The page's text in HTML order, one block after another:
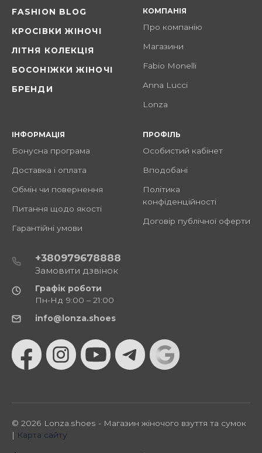
FASHION BLOG
КРОСІВКИ ЖІНОЧІ
ЛІТНЯ КОЛЕКЦІЯ
БОСОНІЖКИ ЖІНОЧІ
БРЕНДИ
КОМПАНІЯ
Про компанію
Магазини
Fabio Monelli
Anna Lucci
Lonza
ІНФОРМАЦІЯ
Бонусна програма
Доставка і оплата
Обмін чи повернення
Питання щодо якості
Гарантійні умови
ПРОФІЛЬ
Особистий кабінет
Вподобані
Політика
конфіденційності
Договір публічної оферти
+380979678888
Замовити дзвінок
Графік роботи
Пн-Нд 9:00 – 21:00
info@lonza.shoes
© 2026 Lonza.shoes - Магазин жіночого взуття та сумок
| Карта сайту